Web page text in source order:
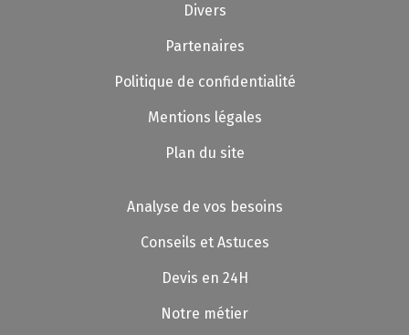
Divers
Partenaires
Politique de confidentialité
Mentions légales
Plan du site
Analyse de vos besoins
Conseils et Astuces
Devis en 24H
Notre métier